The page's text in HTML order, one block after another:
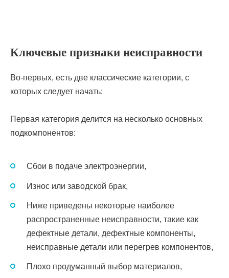
Ключевые признаки неисправности
Во-первых, есть две классические категории, с
которых следует начать:
Первая категория делится на несколько основных
подкомпонентов:
Сбои в подаче электроэнергии,
Износ или заводской брак,
Ниже приведены некоторые наиболее
распространенные неисправности, такие как
дефектные детали, дефектные компоненты,
неисправные детали или перегрев компонентов,
Плохо продуманный выбор материалов,